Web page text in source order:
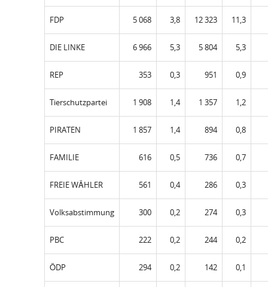
FDP 5 068 3,8 12 323 11,3
DIE LINKE 6 966 5,3 5 804 5,3
REP 353 0,3 951 0,9
Tierschutzpartei 1 908 1,4 1 357 1,2
PIRATEN 1 857 1,4 894 0,8
FAMILIE 616 0,5 736 0,7
FREIE WÄHLER 561 0,4 286 0,3
Volksabstimmung 300 0,2 274 0,3
PBC 222 0,2 244 0,2
ÖDP 294 0,2 142 0,1